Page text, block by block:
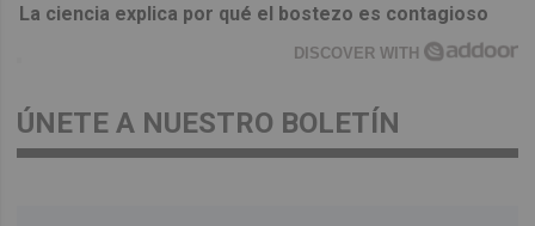
La ciencia explica por qué el bostezo es contagioso
DISCOVER WITH
ÚNETE A NUESTRO BOLETÍN